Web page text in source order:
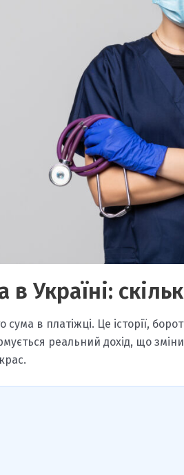
Україні:
в платіжці. Це історії,
реальний дохід, що